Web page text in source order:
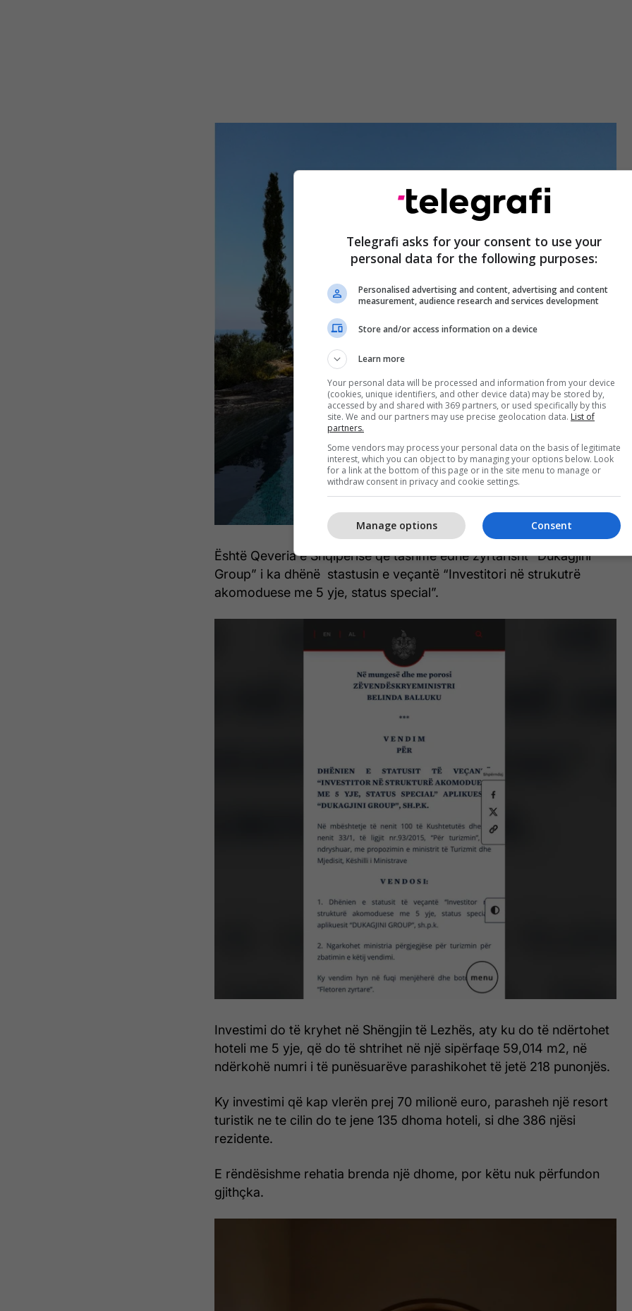
Është Qeveria e Shqipërisë që tashmë edhe zyrtarisht “Dukagjini
Group” i ka dhënë stastusin e veçantë “Investitori në strukutrë
akomoduese me 5 yje, status special”.
Investimi do të kryhet në Shëngjin të Lezhës, aty ku do të ndërtohet
hoteli me 5 yje, që do të shtrihet në një sipërfaqe 59,014 m2, në
ndërkohë numri i të punësuarëve parashikohet të jetë 218 punonjës.
Ky investimi që kap vlerën prej 70 milionë euro, parasheh një resort
turistik ne te cilin do te jene 135 dhoma hoteli, si dhe 386 njësi
rezidente.
E rëndësishme rehatia brenda një dhome, por këtu nuk përfundon
gjithçka.
Telegrafi asks for your consent to use your
personal data for the following purposes:
Personalised advertising and content, advertising and content
measurement, audience research and services development
Store and/or access information on a device
Learn more
Your personal data will be processed and information from your device
(cookies, unique identifiers, and other device data) may be stored by,
accessed by and shared with 369 partners, or used specifically by this
site. We and our partners may use precise geolocation data. List of
partners.
Some vendors may process your personal data on the basis of legitimate
interest, which you can object to by managing your options below. Look
for a link at the bottom of this page or in the site menu to manage or
withdraw consent in privacy and cookie settings.
Consent
Manage options